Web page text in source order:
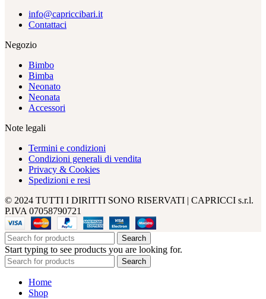
info@capriccibari.it
Contattaci
Negozio
Bimbo
Bimba
Neonato
Neonata
Accessori
Note legali
Termini e condizioni
Condizioni generali di vendita
Privacy & Cookies
Spedizioni e resi
© 2024 TUTTI I DIRITTI SONO RISERVATI | CAPRICCI s.r.l.
P.IVA 07058790721
Search
Start typing to see products you are looking for.
Search
Home
Shop